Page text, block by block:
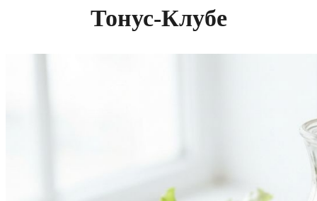
Тонус-Клубе